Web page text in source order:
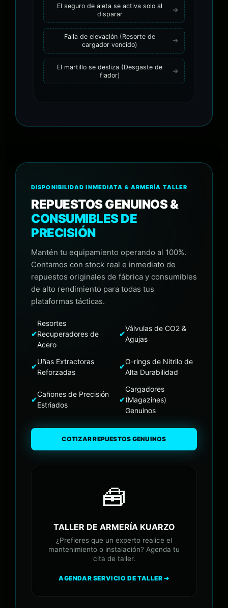
El seguro de aleta se activa solo al
disparar
Falla de elevación (Resorte de
cargador vencido)
El martillo se desliza (Desgaste de
fiador)
DISPONIBILIDAD INMEDIATA & ARMERÍA TALLER
REPUESTOS GENUINOS &
CONSUMIBLES DE
PRECISIÓN
Mantén tu equipamiento operando al 100%.
Contamos con stock real e inmediato de
repuestos originales de fábrica y consumibles
de alto rendimiento para todas tus
plataformas tácticas.
✔
Resortes
Recuperadores de
Acero
✔
Válvulas de CO2 &
Agujas
✔
Uñas Extractoras
Reforzadas
✔
O-rings de Nitrilo de
Alta Durabilidad
✔
Cañones de Precisión
Estriados
✔
Cargadores
(Magazines)
Genuinos
COTIZAR REPUESTOS GENUINOS
🧰
TALLER DE ARMERÍA KUARZO
¿Prefieres que un experto realice el
mantenimiento o instalación? Agenda tu
cita de taller.
AGENDAR SERVICIO DE TALLER ➔